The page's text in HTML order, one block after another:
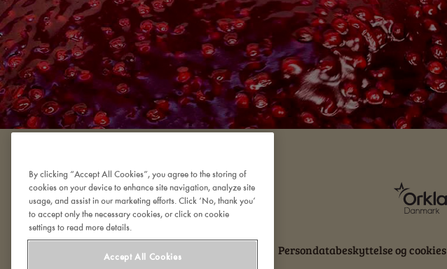
Om Den Gamle Fabrik Persondatabeskyttelse og cookies
By clicking “Accept All Cookies”, you agree to the storing of
cookies on your device to enhance site navigation, analyze site
usage, and assist in our marketing efforts. Click ‘No, thank you’
to accept only the necessary cookies, or click on cookie
settings to read more details.
Accept All Cookies